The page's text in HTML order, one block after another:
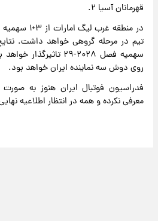
قهرمانان آسیا ۲.
تیم در مرحله گروهی خواهد داشت.
سهمیه فصل ۲۰۲۸-۲۹
روی دوش سه نماینده ایران خواهد بود.
فدراسیون فوتبال ایران هنوز به
معرفی نکرده و همه در انتظار اطلاعیه